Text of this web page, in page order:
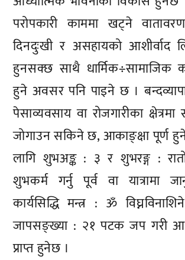
परोपकारी काममा खट्ने
दिनदुःखी र असहायको
हुनसक्छ साथै धार्मिक÷सामाजिक
हुने अवसर पनि पाइने छ ।
पेसाव्यवसाय वा रोजगारीका
जोगाउन सकिने छ, आकाङ्क्षा पूर्ण
लागि शुभअङ्क : ३ र शुभरङ्ग :
शुभकर्म गर्नु पूर्व वा
कार्यसिद्धि मन्त्र : ॐ
जापसङ्ख्या : २१ पटक जप गरी
प्राप्त हुनेछ ।